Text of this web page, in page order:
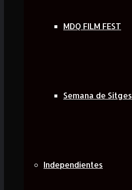
MDQ FILM FEST
Semana de Sitges
Independientes